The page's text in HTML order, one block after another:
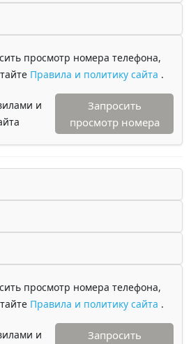
просмотр номера телефона,
Правила и политику сайта .
и
Запросить
просмотр номера
просмотр номера телефона,
Правила и политику сайта .
и
Запросить